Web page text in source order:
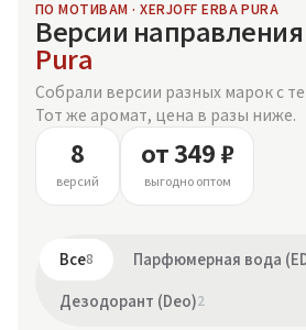
ПО МОТИВАМ · XERJOFF ERBA PURA
Версии направления
Pura
Собрали версии разных марок с
Тот же аромат, цена в разы ниже.
8
версий
от 349 ₽
выгодно оптом
Все8 Парфюмерная вода
Дезодорант (Deo)2